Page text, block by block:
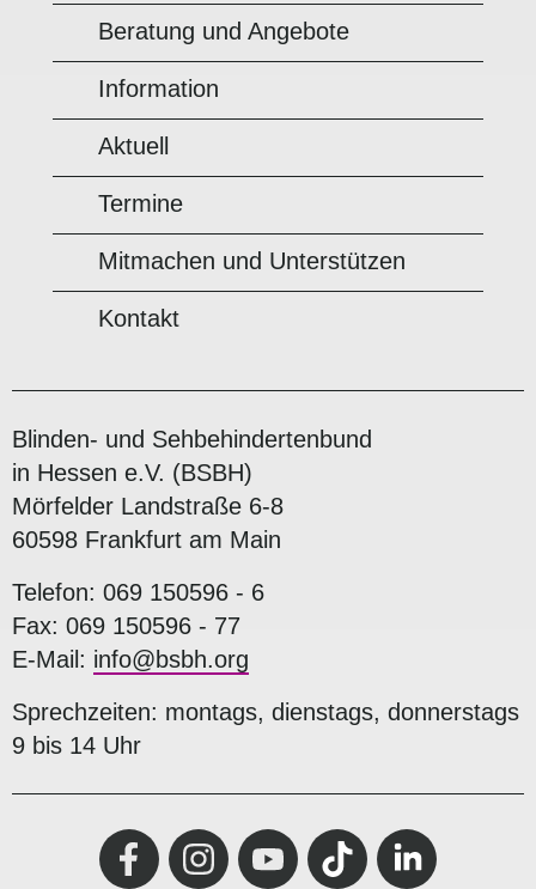
Beratung und Angebote
Information
Aktuell
Termine
Mitmachen und Unterstützen
Kontakt
Blinden- und Sehbehindertenbund
in Hessen e.V. (BSBH)
Mörfelder Landstraße 6-8
60598 Frankfurt am Main
Telefon: 069 150596 - 6
Fax: 069 150596 - 77
E-Mail: info@bsbh.org
Sprechzeiten: montags, dienstags, donnerstags
9 bis 14 Uhr